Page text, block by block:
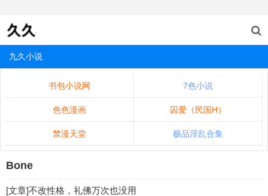
九久小说
书包小说网 7色小说
色色漫画 囚爱（民国H）
禁漫天堂 极品淫乱合集
Bone
[文章]不改性格，礼佛万次也没用